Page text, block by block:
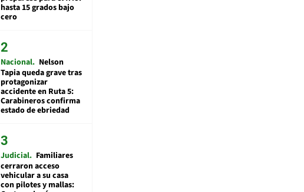
hasta 15 grados bajo
cero
Nacional Nelson
Tapia queda grave tras
protagonizar
accidente en Ruta 5:
Carabineros confirma
estado de ebriedad
Judicial Familiares
cerraron acceso
vehicular a su casa
con pilotes y mallas: